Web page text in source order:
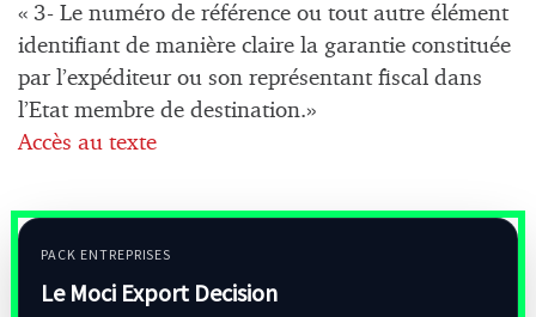
« 3- Le numéro de référence ou tout autre élément
identifiant de manière claire la garantie constituée
par l’expéditeur ou son représentant fiscal dans
l’Etat membre de destination.»
Accès au texte
PACK ENTREPRISES
Le Moci Export Decision